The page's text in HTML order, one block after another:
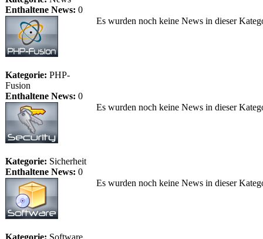
Enthaltene News: 0
Kategorie: PHP-
Fusion
Enthaltene News: 0
Es wurden noch keine News in dieser
Kategorie: Sicherheit
Enthaltene News: 0
Es wurden noch keine News in dieser
Kategorie: Software
Es wurden noch keine News in dieser